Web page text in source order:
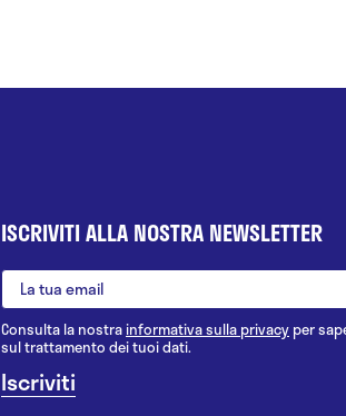
ISCRIVITI ALLA NOSTRA NEWSLETTER
Consulta la nostrainformativa sulla privacy per
sul trattamento dei tuoi dati.